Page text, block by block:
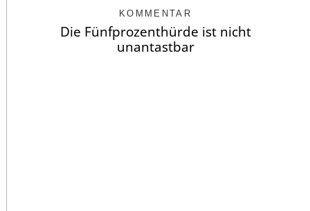
KOMMENTAR
Die Fünfprozenthürde ist nicht
unantastbar